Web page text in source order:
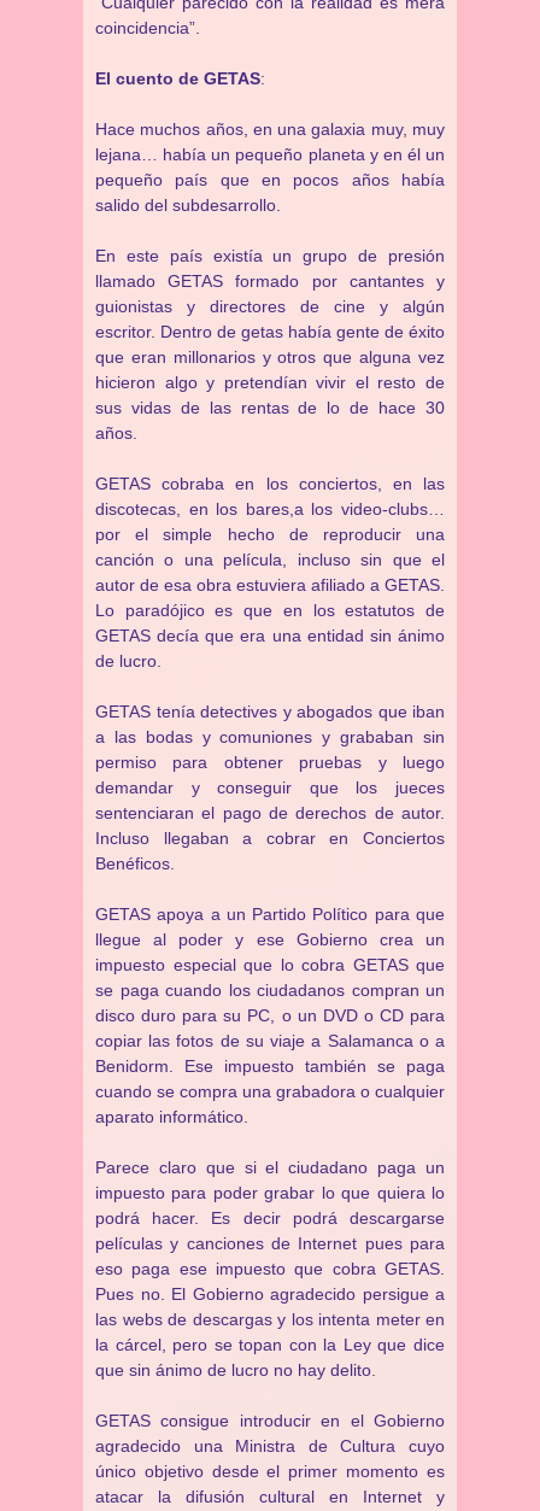
coincidencia”.
El cuento de GETAS:
Hace muchos años, en una galaxia muy, muy
lejana… había un pequeño planeta y en él un
pequeño país que en pocos años había
salido del subdesarrollo.
En este país existía un grupo de presión
llamado GETAS formado por cantantes y
guionistas y directores de cine y algún
escritor. Dentro de getas había gente de éxito
que eran millonarios y otros que alguna vez
hicieron algo y pretendían vivir el resto de
sus vidas de las rentas de lo de hace 30
años.
GETAS cobraba en los conciertos, en las
discotecas, en los bares,a los video-clubs…
por el simple hecho de reproducir una
canción o una película, incluso sin que el
autor de esa obra estuviera afiliado a GETAS.
Lo paradójico es que en los estatutos de
GETAS decía que era una entidad sin ánimo
de lucro.
GETAS tenía detectives y abogados que iban
a las bodas y comuniones y grababan sin
permiso para obtener pruebas y luego
demandar y conseguir que los jueces
sentenciaran el pago de derechos de autor.
Incluso llegaban a cobrar en Conciertos
Benéficos.
GETAS apoya a un Partido Político para que
llegue al poder y ese Gobierno crea un
impuesto especial que lo cobra GETAS que
se paga cuando los ciudadanos compran un
disco duro para su PC, o un DVD o CD para
copiar las fotos de su viaje a Salamanca o a
Benidorm. Ese impuesto también se paga
cuando se compra una grabadora o cualquier
aparato informático.
Parece claro que si el ciudadano paga un
impuesto para poder grabar lo que quiera lo
podrá hacer. Es decir podrá descargarse
películas y canciones de Internet pues para
eso paga ese impuesto que cobra GETAS.
Pues no. El Gobierno agradecido persigue a
las webs de descargas y los intenta meter en
la cárcel, pero se topan con la Ley que dice
que sin ánimo de lucro no hay delito.
GETAS consigue introducir en el Gobierno
agradecido una Ministra de Cultura cuyo
único objetivo desde el primer momento es
atacar la difusión cultural en Internet y